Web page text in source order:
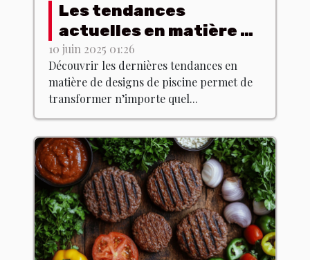
Les tendances
actuelles en matière de
designs de piscine
10 juin 2025 01:26
Découvrir les dernières tendances en
matière de designs de piscine permet de
transformer n’importe quel...